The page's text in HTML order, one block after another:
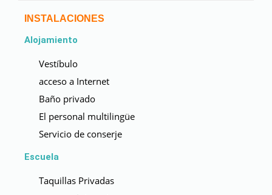
INSTALACIONES
Alojamiento
Vestíbulo
acceso a Internet
Baño privado
El personal multilingüe
Servicio de conserje
Escuela
Taquillas Privadas